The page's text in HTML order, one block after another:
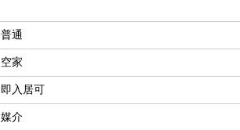
普通
空家
即入居可
媒介